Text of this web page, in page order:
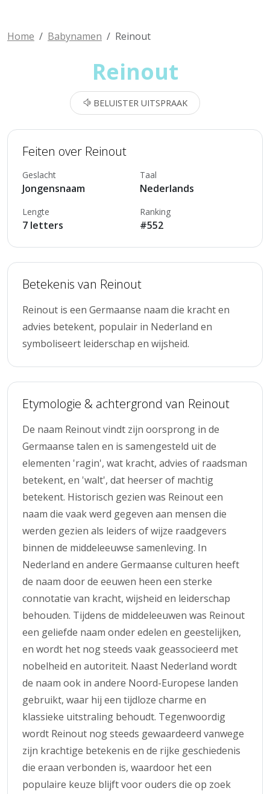
Home Babynamen Reinout
Reinout
BELUISTER UITSPRAAK
Feiten over Reinout
Geslacht
Jongensnaam
Taal
Nederlands
Lengte
7 letters
Ranking
#552
Betekenis van Reinout
Reinout is een Germaanse naam die kracht en
advies betekent, populair in Nederland en
symboliseert leiderschap en wijsheid.
Etymologie & achtergrond van Reinout
De naam Reinout vindt zijn oorsprong in de
Germaanse talen en is samengesteld uit de
elementen 'ragin', wat kracht, advies of raadsman
betekent, en 'walt', dat heerser of machtig
betekent. Historisch gezien was Reinout een
naam die vaak werd gegeven aan mensen die
werden gezien als leiders of wijze raadgevers
binnen de middeleeuwse samenleving. In
Nederland en andere Germaanse culturen heeft
de naam door de eeuwen heen een sterke
connotatie van kracht, wijsheid en leiderschap
behouden. Tijdens de middeleeuwen was Reinout
een geliefde naam onder edelen en geestelijken,
en wordt het nog steeds vaak geassocieerd met
nobelheid en autoriteit. Naast Nederland wordt
de naam ook in andere Noord-Europese landen
gebruikt, waar hij een tijdloze charme en
klassieke uitstraling behoudt. Tegenwoordig
wordt Reinout nog steeds gewaardeerd vanwege
zijn krachtige betekenis en de rijke geschiedenis
die eraan verbonden is, waardoor het een
populaire keuze blijft voor ouders die op zoek